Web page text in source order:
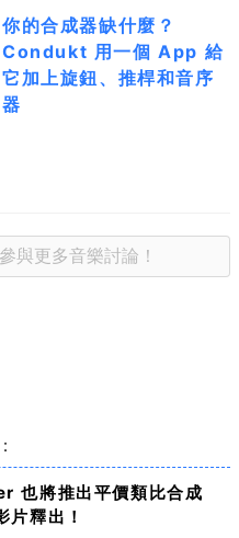
你的合成器缺什麼？
Condukt 用一個 App 給
它加上旋鈕、推桿和音序
器
也將推出平價類比合成
片釋出！